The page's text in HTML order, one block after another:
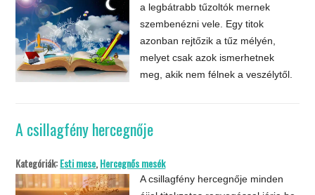
a legbátrabb tűzoltók mernek
szembenézni vele. Egy titok
azonban rejtőzik a tűz mélyén,
melyet csak azok ismerhetnek
meg, akik nem félnek a veszélytől.
A csillagfény hercegnője
Kategóriák:Esti mese,Hercegnős mesék
A csillagfény hercegnője minden